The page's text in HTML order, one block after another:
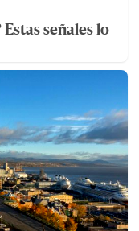
señales lo